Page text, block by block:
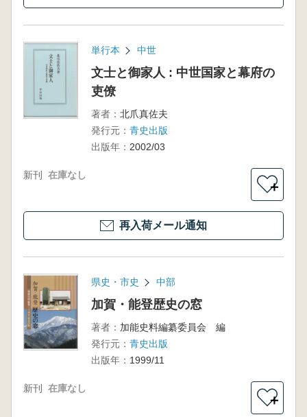
単行本 中世
文士と御家人 : 中世国家と幕府の
吏僚
著者： 北爪真佐夫
発行元： 青史出版
出版年： 2002/03
新刊 在庫なし
＋
再入荷メール通知
県史・市史 中部
加賀・能登歴史の窓
著者： 加能史料編纂委員会 編
発行元： 青史出版
出版年： 1999/11
新刊 在庫なし
＋